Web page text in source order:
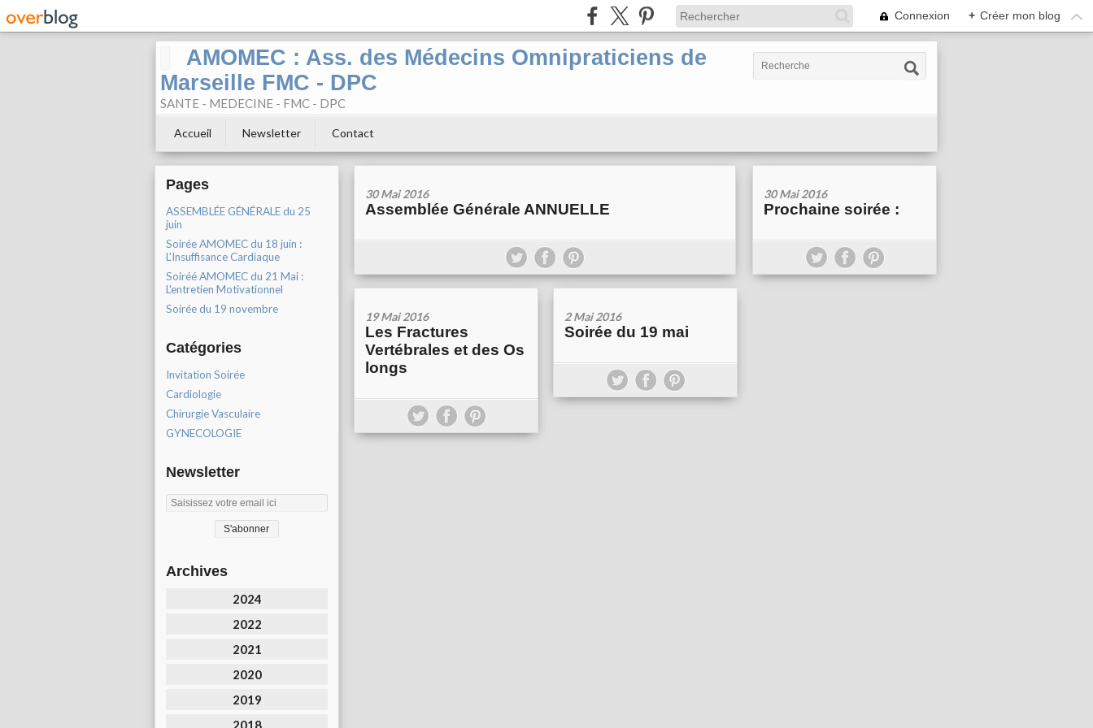
Connexion + Créer mon blog
AMOMEC : Ass. des Médecins Omnipraticiens de
Marseille FMC - DPC
SANTE - MEDECINE - FMC - DPC
Accueil Newsletter Contact
Pages
ASSEMBLÉE GÉNÉRALE du 25
juin
Soirée AMOMEC du 18 juin :
L'Insuffisance Cardiaque
Soiréé AMOMEC du 21 Mai :
L'entretien Motivationnel
Soirée du 19 novembre
Catégories
Invitation Soirée
Cardiologie
Chirurgie Vasculaire
GYNECOLOGIE
Newsletter
Archives
2024
2022
2021
2020
2019
2018
30 Mai 2016
Assemblée Générale ANNUELLE
30 Mai 2016
Prochaine soirée :
19 Mai 2016
Les Fractures
Vertébrales et des Os
longs
2 Mai 2016
Soirée du 19 mai